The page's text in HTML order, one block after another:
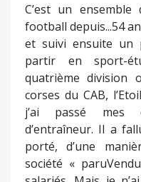
C’est un
football depuis...54
et suivi ensuite un
partir en sport-
quatrième division
corses du CAB,
j’ai passé mes
d’entraîneur. Il a
porté, d’une
société «